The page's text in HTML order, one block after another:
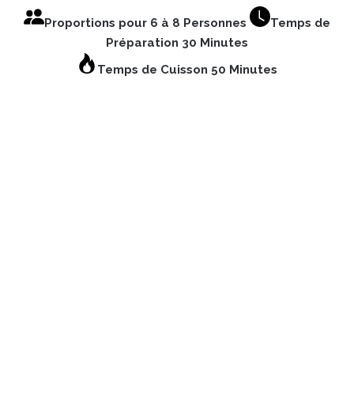
Proportions pour 6 à 8 Personnes
Temps de
Préparation 30 Minutes
Temps de Cuisson 50 Minutes